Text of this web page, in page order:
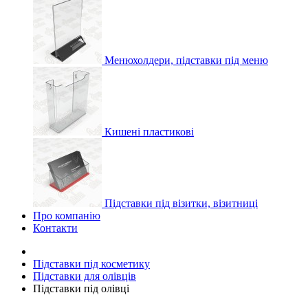
Менюхолдери, підставки під меню
Кишені пластикові
Підставки під візитки, візитниці
Про компанію
Контакти
Підставки під косметику
Підставки для олівців
Підставки під олівці